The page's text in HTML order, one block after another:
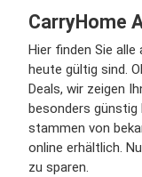
CarryHome
Hier finden Sie alle
heute gültig sind.
Deals, wir zeigen
besonders günstig
stammen von
online erhältlich.
zu sparen.